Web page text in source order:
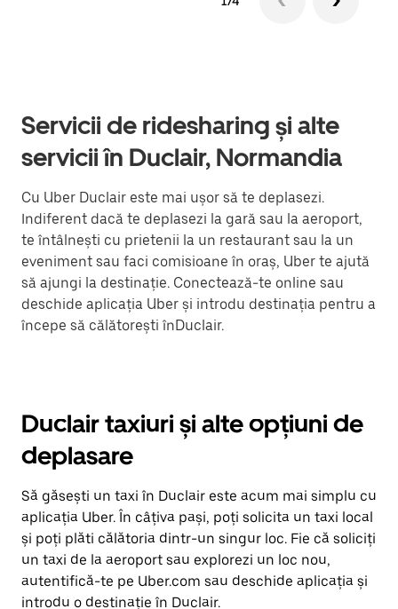
Servicii de ridesharing și alte
servicii în Duclair, Normandia
Cu Uber Duclair este mai ușor să te deplasezi.
Indiferent dacă te deplasezi la gară sau la aeroport,
te întâlnești cu prietenii la un restaurant sau la un
eveniment sau faci comisioane în oraș, Uber te ajută
să ajungi la destinație. Conectează-te online sau
deschide aplicația Uber și introdu destinația pentru a
începe să călătorești înDuclair.
Duclair taxiuri și alte opțiuni de
deplasare
Să găsești un taxi în Duclair este acum mai simplu cu
aplicația Uber. În câțiva pași, poți solicita un taxi local
și poți plăti călătoria dintr-un singur loc. Fie că soliciți
un taxi de la aeroport sau explorezi un loc nou,
autentifică-te pe Uber.com sau deschide aplicația și
introdu o destinație în Duclair.